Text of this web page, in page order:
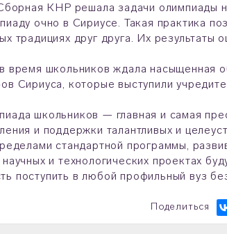
КНР решала задачи олимпиады
очно в Сириусе. Такая практика
традициях друг друга. Их результаты
время школьников ждала насыщенная
Сириуса, которые выступили
школьников — главная и самая
и поддержки талантливых и
стандартной программы,
и технологических проектах
поступить в любой профильный вуз
Поделиться